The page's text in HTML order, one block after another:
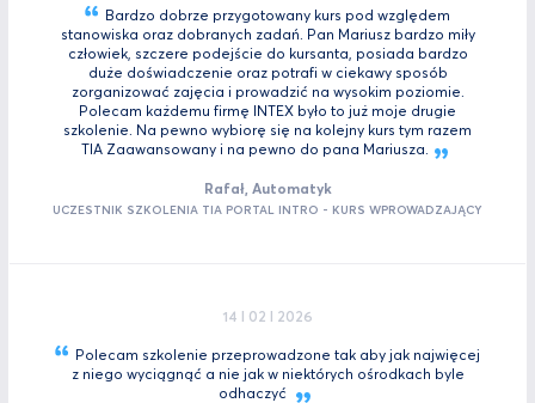
Bardzo dobrze przygotowany kurs pod względem
stanowiska oraz dobranych zadań. Pan Mariusz bardzo miły
człowiek, szczere podejście do kursanta, posiada bardzo
duże doświadczenie oraz potrafi w ciekawy sposób
zorganizować zajęcia i prowadzić na wysokim poziomie.
Polecam każdemu firmę INTEX było to już moje drugie
szkolenie. Na pewno wybiorę się na kolejny kurs tym razem
TIA Zaawansowany i na pewno do pana Mariusza.
Rafał, Automatyk
UCZESTNIK SZKOLENIA TIA PORTAL INTRO - KURS WPROWADZAJĄCY
14 I 02 I 2026
Polecam szkolenie przeprowadzone tak aby jak najwięcej
z niego wyciągnąć a nie jak w niektórych ośrodkach byle
odhaczyć